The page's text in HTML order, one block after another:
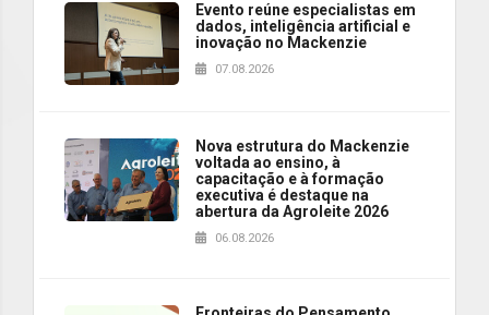
Evento reúne especialistas em
dados, inteligência artificial e
inovação no Mackenzie
07.08.2026
Nova estrutura do Mackenzie
voltada ao ensino, à
capacitação e à formação
executiva é destaque na
abertura da Agroleite 2026
06.08.2026